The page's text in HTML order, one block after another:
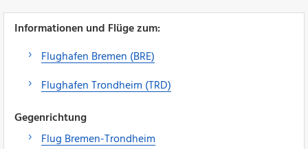
Informationen und Flüge zum:
Flughafen Bremen (BRE)
Flughafen Trondheim (TRD)
Gegenrichtung
Flug Bremen-Trondheim